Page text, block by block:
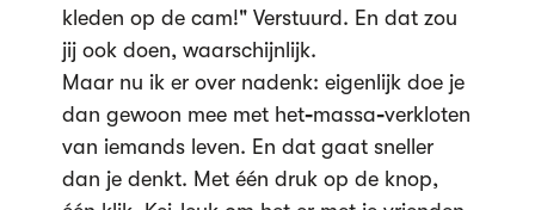
kleden op de cam!" Verstuurd. En dat zou
jij ook doen, waarschijnlijk.
Maar nu ik er over nadenk: eigenlijk doe je
dan gewoon mee met het-massa-verkloten
van iemands leven. En dat gaat sneller
dan je denkt. Met één druk op de knop,